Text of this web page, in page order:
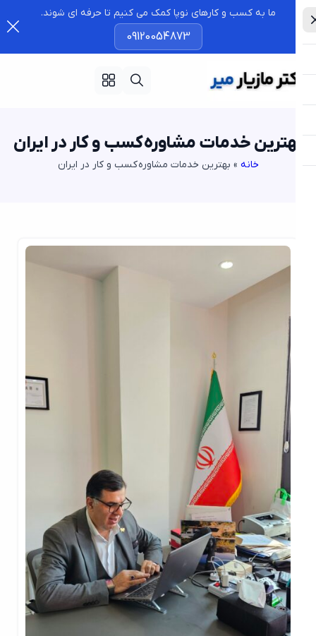
ما به کسب و کارهای نوپا کمک می کنیم تا حرفه ای شوند.
09120054873
خدمات مشاوره کسب و کار در ایران
»بهترین خدمات مشاوره کسب و کار در ایران